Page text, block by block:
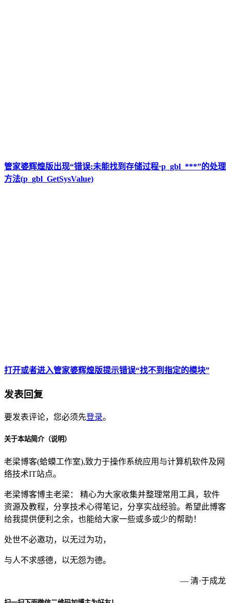
管家婆辉煌版出现“错误:未能找到存储过程·p_gbl_***”的处理
方法(p_gbl_GetSysValue)
打开或者进入管家婆辉煌版提示错误“找不到指定的模块”
发表回复
要发表评论，您必须先登录。
关于本站简介（说明）
老梁博客(蛤蟆工作室),致力于操作系统应用与计算机软件及网
络技术IT站点。
老梁博客博主老梁： 精心为大家收集并整理常用工具，软件
资源及教程，分享技术心得笔记，分享实战经验。希望此博客
给我提供便利之余，也能给大家一些或多或少的帮助！
处世不必邀功，以无过为功，
与人不求感德，以无怨为德。
— 清·于成龙